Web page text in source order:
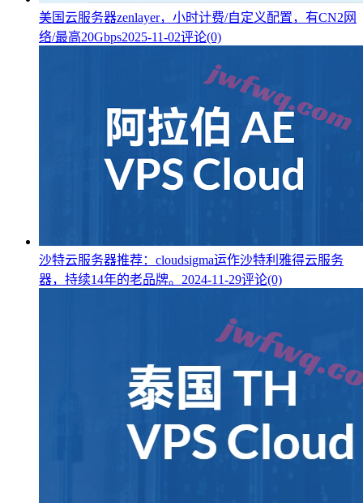
美国云服务器zenlayer，小时计费/自定义配置，有CN2网
络/最高20Gbps2025-11-02评论(0)
沙特云服务器推荐：cloudsigma运作沙特利雅得云服务
器，持续14年的老品牌。 2024-11-29评论(0)